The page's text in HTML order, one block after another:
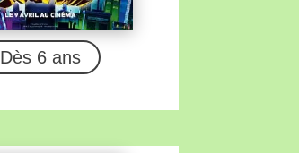
Dès 6 ans